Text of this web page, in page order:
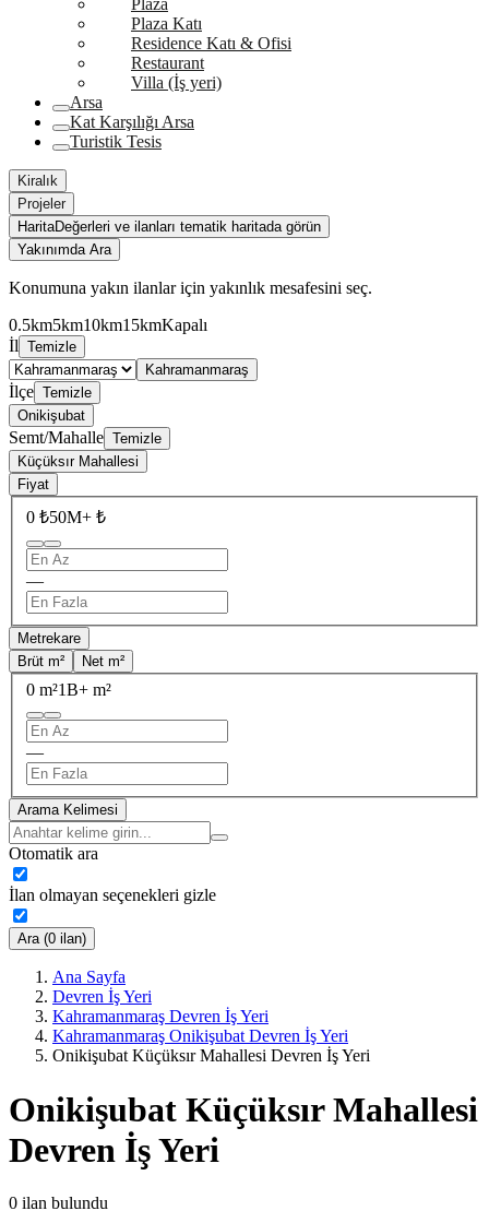
Plaza
Plaza Katı
Residence Katı & Ofisi
Restaurant
Villa (İş yeri)
Arsa
Kat Karşılığı Arsa
Turistik Tesis
Kiralık
Projeler
HaritaDeğerleri ve ilanları tematik haritada görün
Yakınımda Ara
Konumuna yakın ilanlar için yakınlık mesafesini seç.
0.5km5km10km15kmKapalı
İl Temizle
Kahramanmaraş
İlçe Temizle
Onikişubat
Semt/Mahalle Temizle
Küçüksır Mahallesi
Fiyat
0 ₺50M+ ₺
—
Metrekare
Brüt m²
Net m²
0 m²1B+ m²
—
Arama Kelimesi
Otomatik ara
İlan olmayan seçenekleri gizle
Ara (0 ilan)
Ana Sayfa
Devren İş Yeri
Kahramanmaraş Devren İş Yeri
Kahramanmaraş Onikişubat Devren İş Yeri
Onikişubat Küçüksır Mahallesi Devren İş Yeri
Onikişubat Küçüksır Mahallesi
Devren İş Yeri
0 ilan bulundu